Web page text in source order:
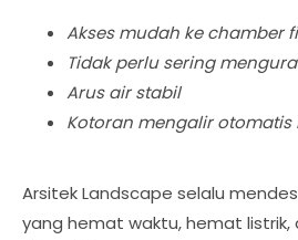
Akses mudah ke chamber
Tidak perlu sering
Arus air stabil
Kotoran mengalir
Arsitek Landscape selalu
yang hemat waktu, hemat listrik,